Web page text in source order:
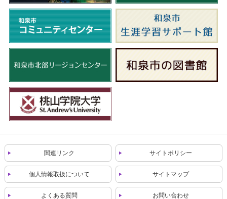
関連リンク サイトポリシー
個人情報取扱について サイトマップ
よくある質問 お問い合わせ